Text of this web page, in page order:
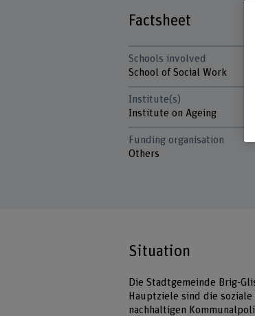
Factsheet
Schools involved
School of Social Work
Institute(s)
Institute on Ageing
Funding organisation
Others
Situation
Die Stadtgemeinde Brig-
Hauptziele sind die
nachhaltigen